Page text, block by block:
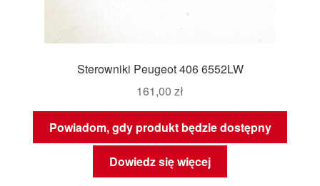
Sterowniki Peugeot 406 6552LW
161,00 zł
Powiadom, gdy produkt będzie dostępny
Dowiedz się więcej